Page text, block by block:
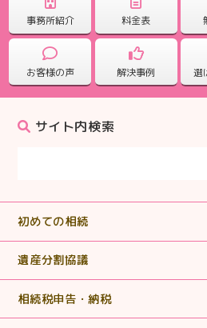
【相続税申告】どんな事でも聞
した。
2025.09.25
【相続税申告】電話対応もこま
【相続税申告】ていねいに対応
【相続税申告】誰にも相談する
っていって下さい。
2025.07.31
事務所紹介 料金表
お客様の声 解決事例 選
サイト内検索
初めての相続
遺産分割協議
相続税申告・納税